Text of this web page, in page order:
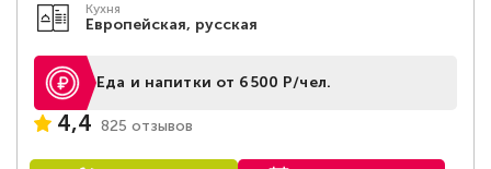
Кухня
Европейская, русская
Еда и напитки от 6500 Р/чел.
4,4 825 отзывов